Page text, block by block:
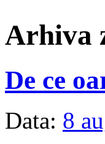
Arhiva
De ce
Data: 8